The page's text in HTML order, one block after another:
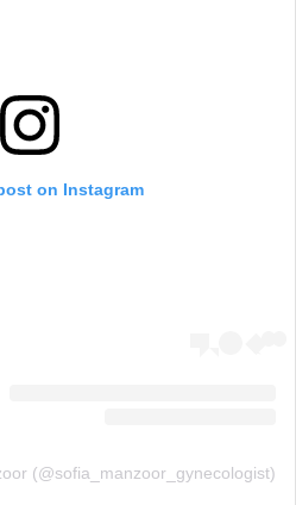
on Instagram